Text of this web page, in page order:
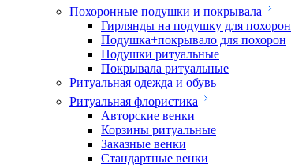
Похоронные подушки и покрывала
Гирлянды на подушку для похорон
Подушка+покрывало для похорон
Подушки ритуальные
Покрывала ритуальные
Ритуальная одежда и обувь
Ритуальная флористика
Авторские венки
Корзины ритуальные
Заказные венки
Стандартные венки